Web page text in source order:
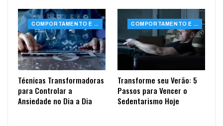
COMPORTAMENTO E SAÚDE
Técnicas Transformadoras
para Controlar a
Ansiedade no Dia a Dia
COMPORTAMENTO E SAÚDE
Transforme seu Verão: 5
Passos para Vencer o
Sedentarismo Hoje